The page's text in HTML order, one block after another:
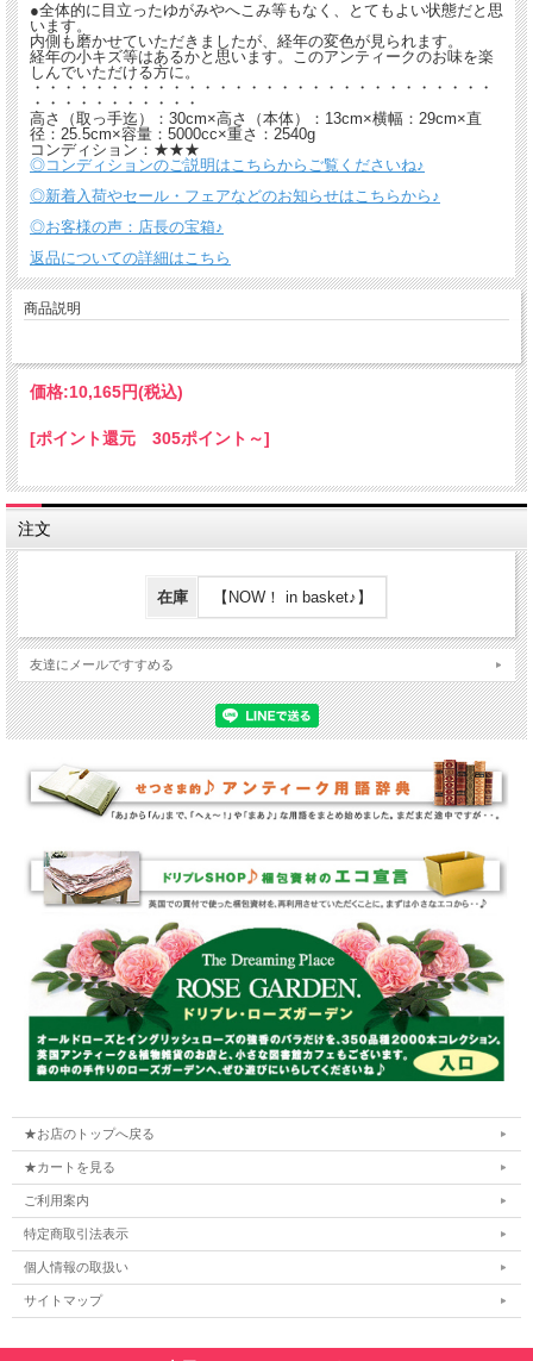
●全体的に目立ったゆがみやへこみ等もなく、とてもよい状態だと思
います。
内側も磨かせていただきましたが、経年の変色が見られます。
経年の小キズ等はあるかと思います。このアンティークのお味を楽
しんでいただける方に。
・・・・・・・・・・・・・・・・・・・・・・・・・・・・・・
・・・・・・・・・・・
高さ（取っ手迄）：30cm×高さ（本体）：13cm×横幅：29cm×直
径：25.5cm×容量：5000cc×重さ：2540g
コンディション：★★★
◎コンディションのご説明はこちらからご覧くださいね♪
◎新着入荷やセール・フェアなどのお知らせはこちらから♪
◎お客様の声：店長の宝箱♪
返品についての詳細はこちら
商品説明
価格:10,165円(税込)
[ポイント還元 305ポイント～]
注文
在庫 【NOW！ in basket♪】
友達にメールですすめる
★お店のトップへ戻る
★カートを見る
ご利用案内
特定商取引法表示
個人情報の取扱い
サイトマップ